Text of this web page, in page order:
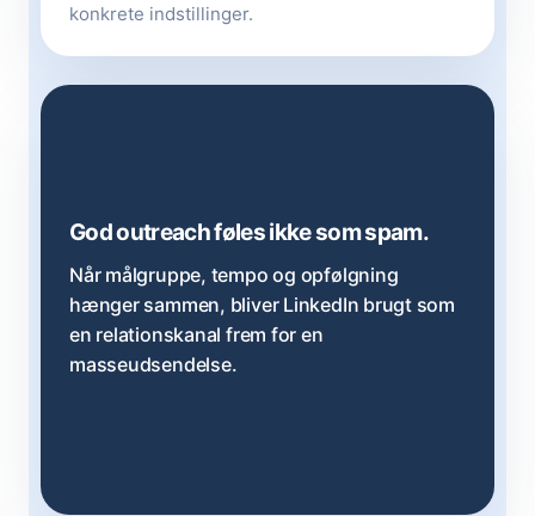
konkrete indstillinger.
God outreach føles ikke som spam.
Når målgruppe, tempo og opfølgning
hænger sammen, bliver LinkedIn brugt som
en relationskanal frem for en
masseudsendelse.